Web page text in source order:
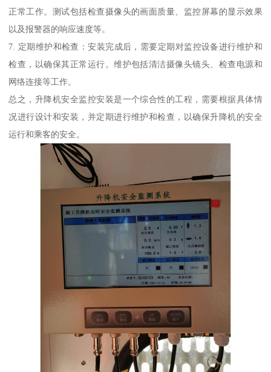
正常工作。测试包括检查摄像头的画面质量、监控屏幕的显示效果
以及报警器的响应速度等。
7. 定期维护和检查：安装完成后，需要定期对监控设备进行维护和
检查，以确保其正常运行。维护包括清洁摄像头镜头、检查电源和
网络连接等工作。
总之，升降机安全监控安装是一个综合性的工程，需要根据具体情
况进行设计和安装，并定期进行维护和检查，以确保升降机的安全
运行和乘客的安全。